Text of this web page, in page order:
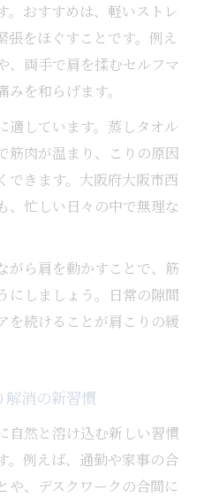
。おすすめは、軽いストレ
張をほぐすことです。例え
、両手で肩を揉むセルフマ
を和らげます。
適しています。蒸しタオル
筋肉が温まり、こりの原因
できます。大阪府大阪市西
、忙しい日々の中で無理な
がら肩を動かすことで、筋
にしましょう。日常の隙間
を続けることが肩こりの緩
解消の新習慣
自然と溶け込む新しい習慣
。例えば、通勤や家事の合
や、デスクワークの合間に